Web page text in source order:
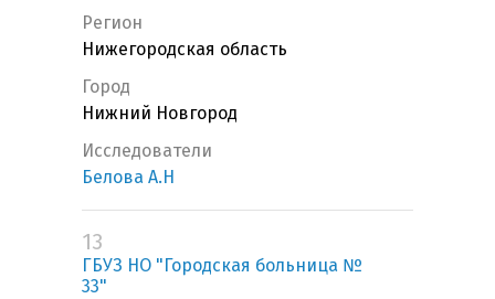
Регион
Нижегородская область
Город
Нижний Новгород
Исследователи
Белова А.Н
13
ГБУЗ НО "Городская больница №
33"